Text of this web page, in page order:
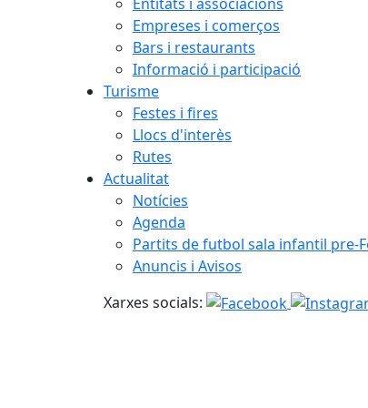
Empreses i comerços
Bars i restaurants
Informació i participació
Turisme
Festes i fires
Llocs d'interès
Rutes
Actualitat
Notícies
Agenda
Partits de futbol sala infantil pre-
Anuncis i Avisos
Xarxes socials: